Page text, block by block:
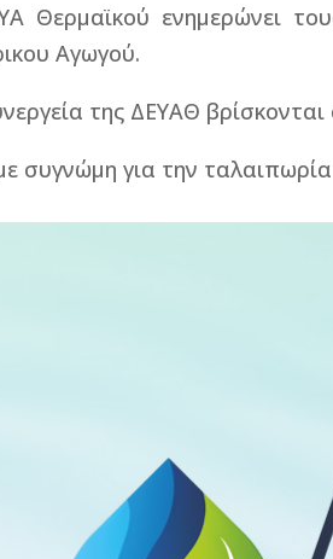
Θερμαϊκού ενημερώνει
Αγωγού.
της ΔΕΥΑΘ
συγνώμη για την